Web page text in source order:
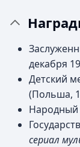
декабря
Детский
(Польша,
Народный
сериал